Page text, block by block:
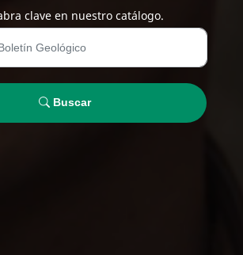
clave en nuestro catálogo.
Buscar